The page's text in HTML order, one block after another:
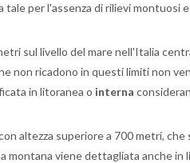
per l'assenza di rilievi montuosi
sul livello del mare nell'Italia
non ricadono in questi limiti non
in litoranea o interna
altezza superiore a 700 metri,
montana viene dettagliata anche in